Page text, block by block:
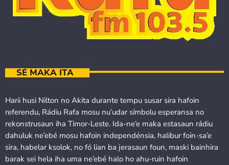
SÉ MAKA ITA
Harii husi Nilton no Akita durante tempu susar sira hafoin
referendu, Rádiu Rafa mosu nu’udar símbolu esperansa no
rekonstrusaun iha Timor-Leste. Ida-ne’e maka estasaun rádiu
dahuluk ne’ebé mosu hafoin independénsia, halibur foin-sa’e
sira, habelar ksolok, no fó lian ba jerasaun foun, maski bainhira
barak sei hela iha uma ne’ebé halo ho ahu-ruin hafoin